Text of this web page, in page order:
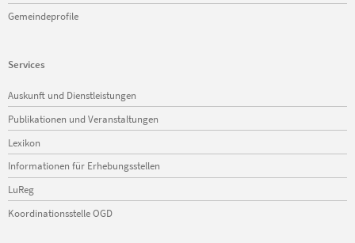
Gemeindeprofile
Services
Navigation
überspringen
Auskunft und Dienstleistungen
Publikationen und Veranstaltungen
Lexikon
Informationen für Erhebungsstellen
LuReg
Koordinationsstelle OGD